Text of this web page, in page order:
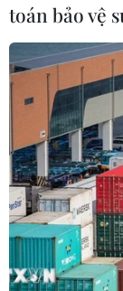
của mình, có
của tôi,
muốn được
chữ. Nhưng
toàn, tôi
viết cho
trai 8 tuổi
toán bảo vệ